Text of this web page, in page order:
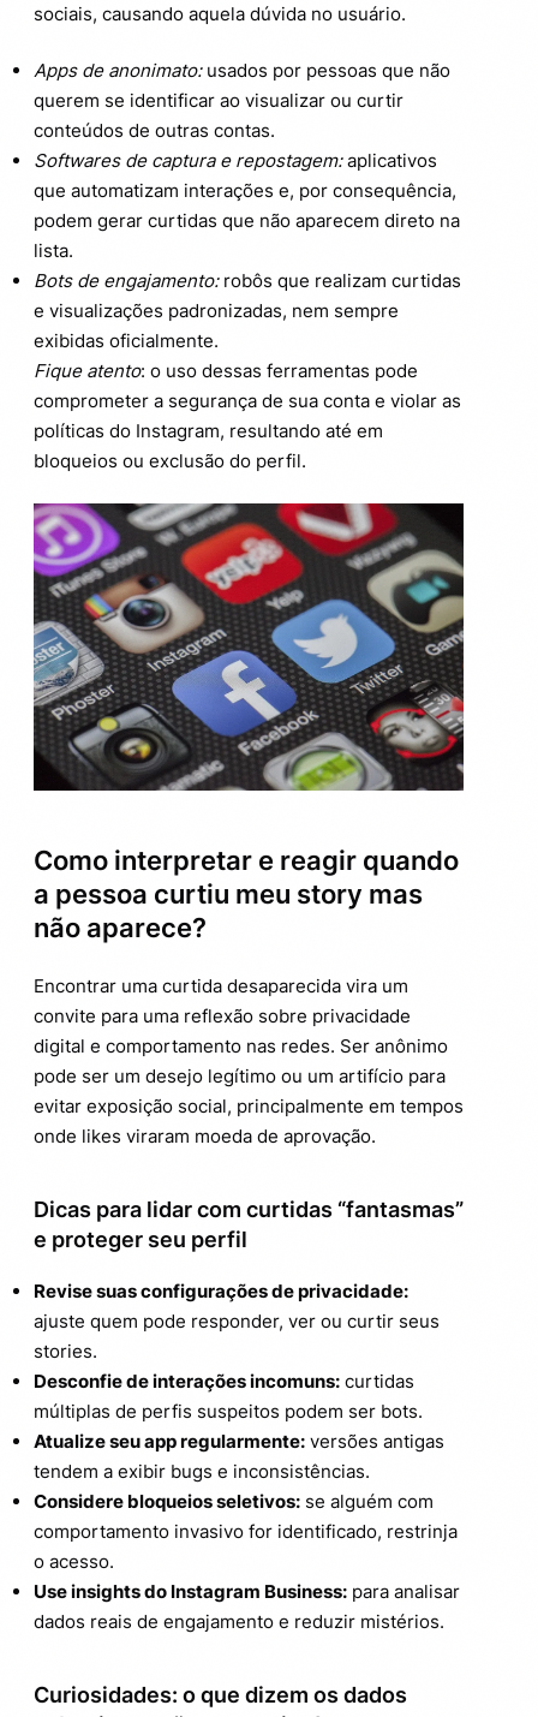
sociais, causando aquela dúvida no usuário.
Apps de anonimato:usados por pessoas que não
querem se identificar ao visualizar ou curtir
conteúdos de outras contas.
Softwares de captura e repostagem:aplicativos
que automatizam interações e, por consequência,
podem gerar curtidas que não aparecem direto na
lista.
Bots de engajamento:robôs que realizam curtidas
e visualizações padronizadas, nem sempre
exibidas oficialmente.
Fique atento: o uso dessas ferramentas pode
comprometer a segurança de sua conta e violar as
políticas do Instagram, resultando até em
bloqueios ou exclusão do perfil.
Como interpretar e reagir quando
a pessoa curtiu meu story mas
não aparece?
Encontrar uma curtida desaparecida vira um
convite para uma reflexão sobre privacidade
digital e comportamento nas redes. Ser anônimo
pode ser um desejo legítimo ou um artifício para
evitar exposição social, principalmente em tempos
onde likes viraram moeda de aprovação.
Dicas para lidar com curtidas “fantasmas”
e proteger seu perfil
Revise suas configurações de privacidade:
ajuste quem pode responder, ver ou curtir seus
stories.
Desconfie de interações incomuns: curtidas
múltiplas de perfis suspeitos podem ser bots.
Atualize seu app regularmente: versões antigas
tendem a exibir bugs e inconsistências.
Considere bloqueios seletivos: se alguém com
comportamento invasivo for identificado, restrinja
o acesso.
Use insights do Instagram Business: para analisar
dados reais de engajamento e reduzir mistérios.
Curiosidades: o que dizem os dados